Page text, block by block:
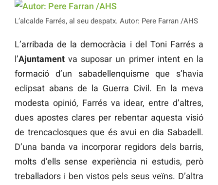
L’alcalde Farrés, al seu despatx. Autor: Pere Farran /AHS
L’arribada de la democràcia i del Toni Farrés a
l’Ajuntament va suposar un primer intent en la
formació d’un sabadellenquisme que s’havia
eclipsat abans de la Guerra Civil. En la meva
modesta opinió, Farrés va idear, entre d’altres,
dues apostes clares per rebentar aquesta visió
de trencaclosques que és avui en dia Sabadell.
D’una banda va incorporar regidors dels barris,
molts d’ells sense experiència ni estudis, però
treballadors i ben vistos pels seus veïns. D’altra